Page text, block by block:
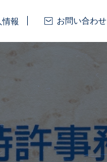
情報 お問い合わせ